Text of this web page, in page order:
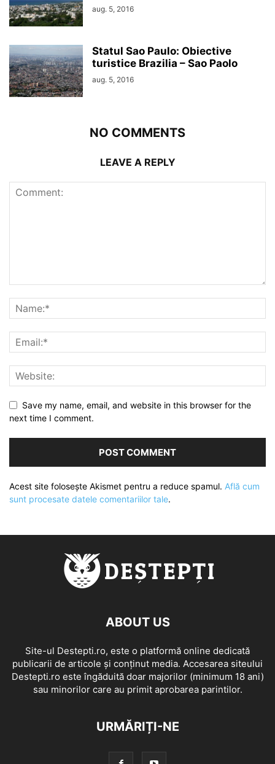
aug. 5, 2016
Statul Sao Paulo: Obiective
turistice Brazilia – Sao Paolo
aug. 5, 2016
NO COMMENTS
LEAVE A REPLY
Save my name, email, and website in this browser for the
next time I comment.
Acest site folosește Akismet pentru a reduce spamul. Află cum
sunt procesate datele comentariilor tale.
ABOUT US
Site-ul Destepti.ro, este o platformă online dedicată
publicarii de articole și conținut media. Accesarea siteului
Destepti.ro este îngăduită doar majorilor (minimum 18 ani)
sau minorilor care au primit aprobarea parintilor.
URMĂRIȚI-NE